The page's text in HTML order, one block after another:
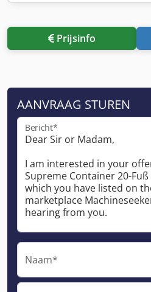
Prijsinfo
AANVRAAG STUREN
Bericht*
Naam*